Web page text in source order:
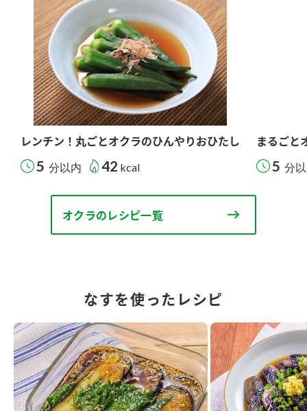
レンチン！丸ごとオクラのひんやりおひたし
5 分以内 42 kcal
まるごと
5 分
オクラのレシピ一覧
なすを使ったレシピ